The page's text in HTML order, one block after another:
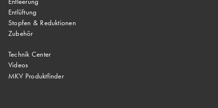
Entlüftung
Stopfen & Reduktionen
Zubehör
Technik Center
Videos
MKV Produktfinder